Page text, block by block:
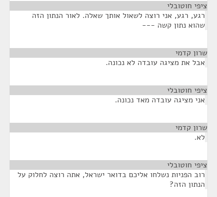
ציפי חוטובלי
רגע, רגע, אני רוצה לשאול אותך שאלה. לאור הנתון הזה
שהוא נתון קשה ---
שרון קדמי
אבל את מציגה עובדה לא נכונה.
ציפי חוטובלי
אני מציגה עובדה מאד נכונה.
שרון קדמי
לא.
ציפי חוטובלי
רוב הפניות נשלחו אליכם בדואר ישראל, אתה רוצה לחלוק על
הנתון הזה?